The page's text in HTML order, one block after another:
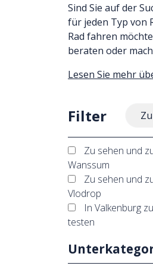
Sind Sie auf der
für jeden Typ von
Rad fahren
beraten oder
Lesen Sie mehr
Filter
Zu sehen und
Wanssum
Zu sehen und
Vlodrop
In Valkenburg
testen